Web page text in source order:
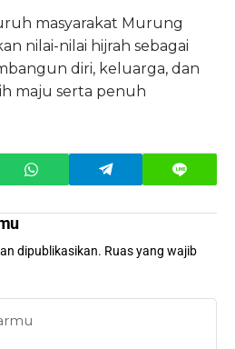
masyarakat Murung
nilai-nilai hijrah sebagai
diri, keluarga, dan
maju serta penuh
dipublikasikan. Ruas yang wajib